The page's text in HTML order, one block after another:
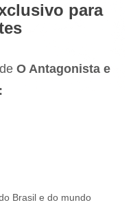
para
O Antagonista e
Brasil e do mundo